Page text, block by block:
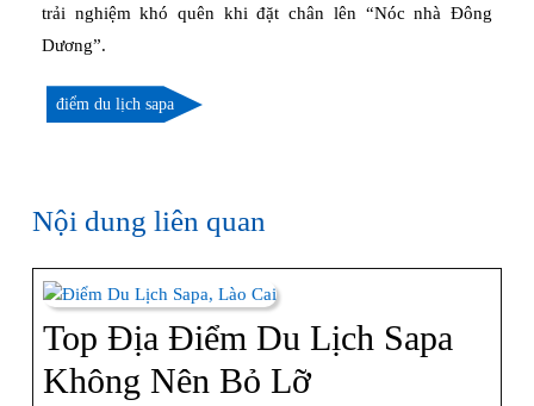
trải nghiệm khó quên khi đặt chân lên “Nóc nhà Đông
Dương”.
điểm du lịch sapa
Nội dung liên quan
Top Địa Điểm Du Lịch Sapa
Không Nên Bỏ LỡTop